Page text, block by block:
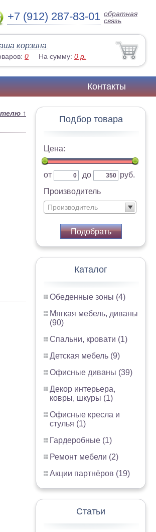
+7 (912) 287-83-01 обратная
связь
корзина:
0 На сумму: 0 р.
Контакты
Подбор товара
Цена:
от до
руб.
Производитель
Производитель
Подобрать
Каталог
Обеденные зоны (4)
Мягкая мебель, диваны
(90)
Спальни, кровати (1)
Детская мебель (9)
Офисные диваны (39)
Декор интерьера,
ковры, шкуры (1)
Офисные кресла и
стулья (1)
Гардеробные (1)
Ремонт мебели (2)
Акции партнёров (19)
Статьи
↑